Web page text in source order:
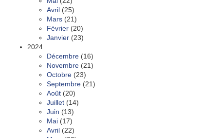
Avril (25)
Mars (21)
Février (20)
Janvier (23)
2024
Décembre (16)
Novembre (21)
Octobre (23)
Septembre (21)
Août (20)
Juillet (14)
Juin (13)
Mai (17)
Avril (22)